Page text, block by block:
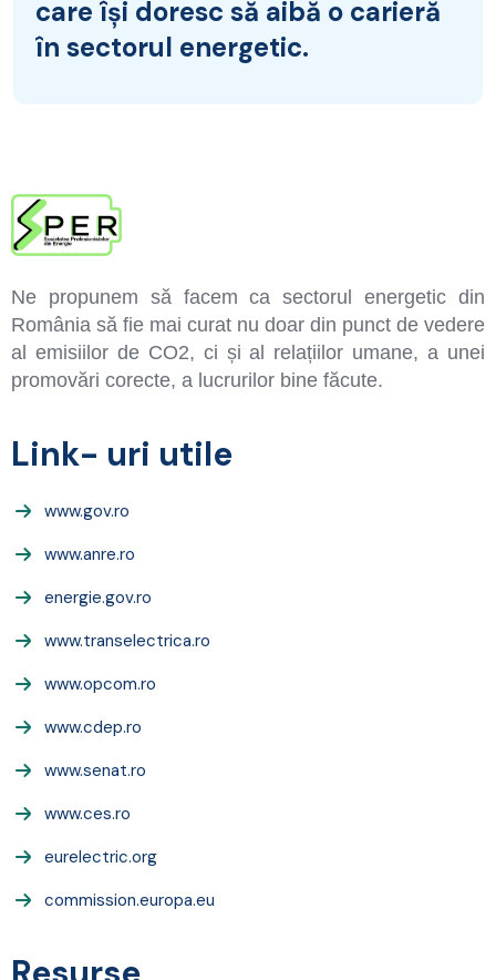
care își doresc să aibă o carieră
în sectorul energetic.
Ne propunem să facem ca sectorul energetic din
România să fie mai curat nu doar din punct de vedere
al emisiilor de CO2, ci și al relațiilor umane, a unei
promovări corecte, a lucrurilor bine făcute.
Link- uri utile
www.gov.ro
www.anre.ro
energie.gov.ro
www.transelectrica.ro
www.opcom.ro
www.cdep.ro
www.senat.ro
www.ces.ro
eurelectric.org
commission.europa.eu